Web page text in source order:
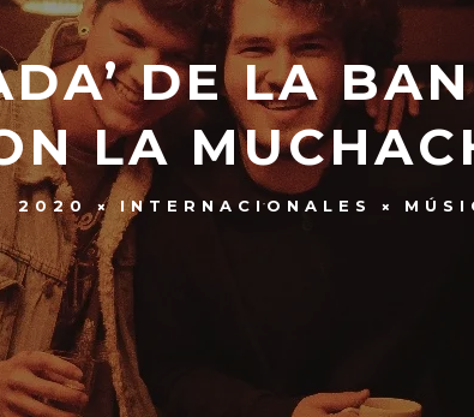
DE LA
LA
2020 INTERNACIONALES